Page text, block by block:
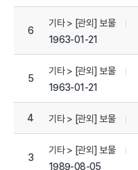
6
기타 > [관외] 보물
1963-01-21
5
기타 > [관외] 보물
1963-01-21
4 기타 > [관외] 보물
3
기타 > [관외] 보물
1989-08-05